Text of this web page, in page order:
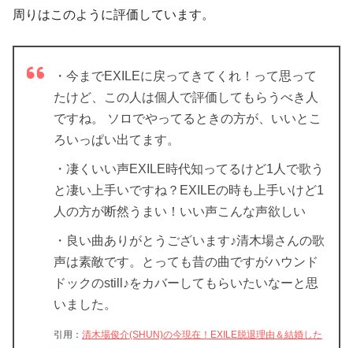
周りはこのように評価しています。
・今までEXILEに戻ってきてくれ！って思って
たけど、この人は個人で評価してもらうべき人
ですね。 ソロでやってるときの方が、いいとこ
ろいっぱい出てます。
・凄くいい声EXILE時代知ってるけど1人で歌う
と凄い上手いですね？EXILEの時も上手いけど1
人の方が断然うまい！いい声こんな声欲しい
・良い曲ありがとうございます♪清木場さんの歌
声は素敵です。とっても昔の曲ですがハウンド
ドックのstill♪をカバーしてもらいたいなーと思
いました。
引用： 清木場俊介(SHUN)の今現在！EXILE脱退理由＆結婚した